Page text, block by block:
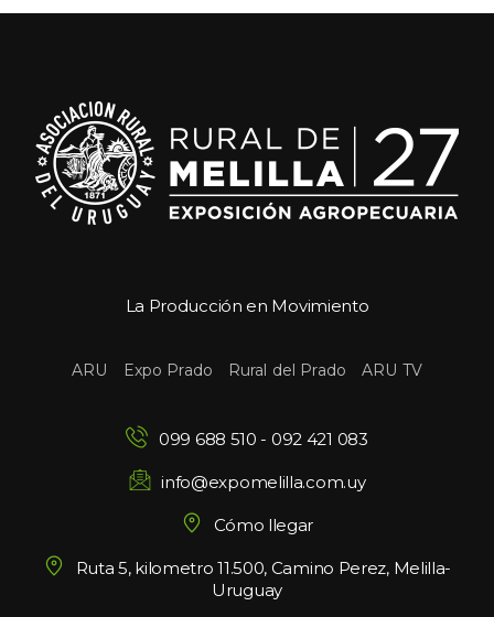
La Producción en Movimiento
ARU Expo Prado Rural del Prado ARU TV
099 688 510 - 092 421 083
info@expomelilla.com.uy
Cómo llegar
Ruta 5, kilometro 11.500, Camino Perez, Melilla-
Uruguay